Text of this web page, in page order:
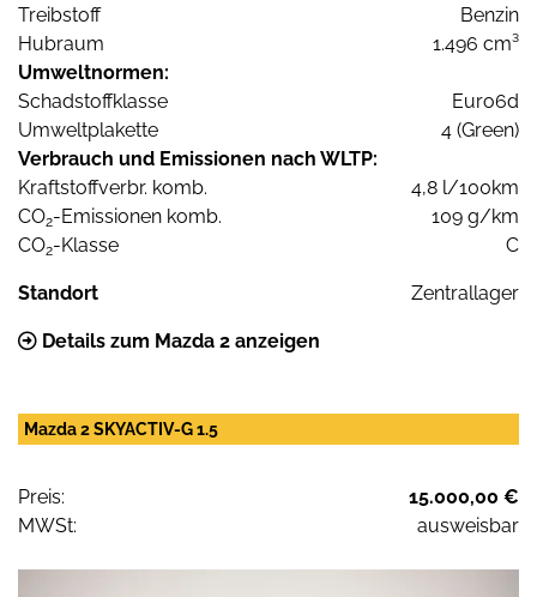
Treibstoff
Benzin
Hubraum
1.496 cm³
Umweltnormen:
Schadstoffklasse
Euro6d
Umweltplakette
4 (Green)
Verbrauch und Emissionen nach WLTP:
Kraftstoffverbr. komb.
4,8 l/100km
CO2-Emissionen komb.
109 g/km
CO2-Klasse C
Standort Zentrallager
Details zum Mazda 2 anzeigen
Mazda 2 SKYACTIV-G 1.5
Preis:
15.000,00 €
MWSt:
ausweisbar